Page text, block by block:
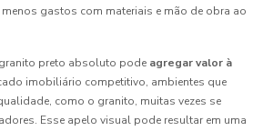
gastos com materiais e mão de obra ao
preto absoluto pode agregar valor à
imobiliário competitivo, ambientes que
como o granito, muitas vezes se
Esse apelo visual pode resultar em uma